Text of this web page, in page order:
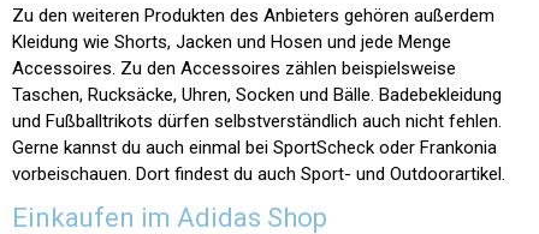
Zu den weiteren Produkten des Anbieters gehören außerdem
Kleidung wie Shorts, Jacken und Hosen und jede Menge
Accessoires. Zu den Accessoires zählen beispielsweise
Taschen, Rucksäcke, Uhren, Socken und Bälle. Badebekleidung
und Fußballtrikots dürfen selbstverständlich auch nicht fehlen.
Gerne kannst du auch einmal bei SportScheck oder Frankonia
vorbeischauen. Dort findest du auch Sport- und Outdoorartikel.
Einkaufen im Adidas Shop